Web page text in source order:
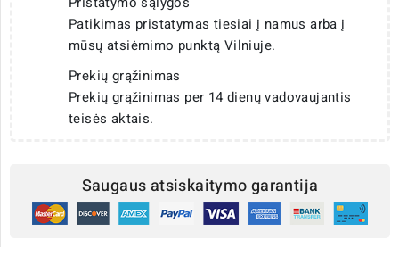
Patikimas pristatymas tiesiai į namus arba į
mūsų atsiėmimo punktą Vilniuje.
Prekių grąžinimas
Prekių grąžinimas per 14 dienų vadovaujantis
teisės aktais.
Saugaus atsiskaitymo garantija